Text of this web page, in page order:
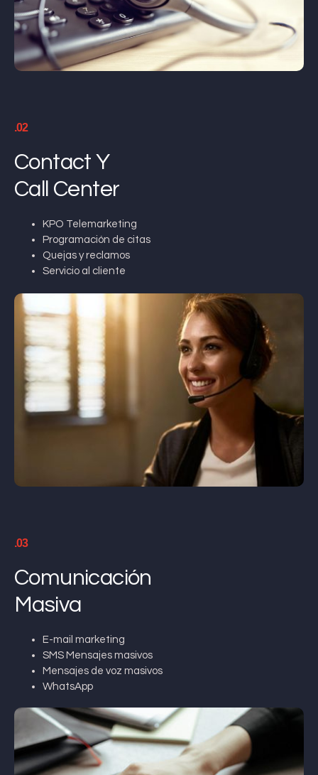
.02
Contact Y
Call Center
KPO Telemarketing
Programación de citas
Quejas y reclamos
Servicio al cliente
.03
Comunicación
Masiva
E-mail marketing
SMS Mensajes masivos
Mensajes de voz masivos
WhatsApp